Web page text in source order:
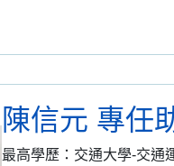
陳信元 專任
最高學歷：交通大學-交通